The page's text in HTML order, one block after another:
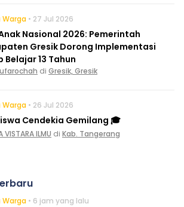
Warga • 27 Jul 2026
Nasional 2026: Pemerintah
Gresik Dorong Implementasi
Belajar 13 Tahun
di Gresik, Gresik
Warga • 26 Jul 2026
Cendekia Gemilang 🎓
VISTARA ILMU di Kab. Tangerang
Warga • 6 jam yang lalu